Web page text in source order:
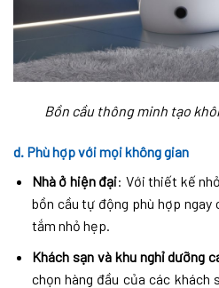
Bồn cầu thông minh tạo
d. Phù hợp với mọi không gian
Nhà ở hiện đại: Với thiết kế
bồn cầu tự động phù hợp ngay
tắm nhỏ hẹp.
Khách sạn và khu nghỉ dưỡng
chọn hàng đầu của các khách